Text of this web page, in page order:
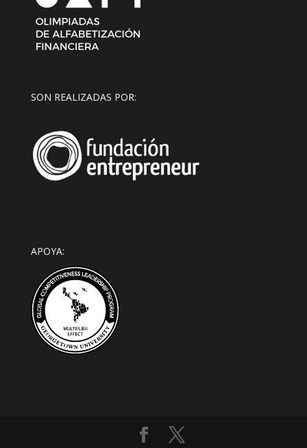
SON REALIZADAS POR:
APOYA: